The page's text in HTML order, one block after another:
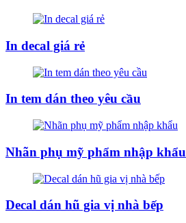
In decal giá rẻ
In tem dán theo yêu cầu
Nhãn phụ mỹ phẩm nhập khẩu
Decal dán hũ gia vị nhà bếp